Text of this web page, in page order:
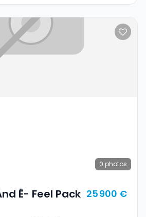
0 photos
Ë- Feel Pack 25 900 €